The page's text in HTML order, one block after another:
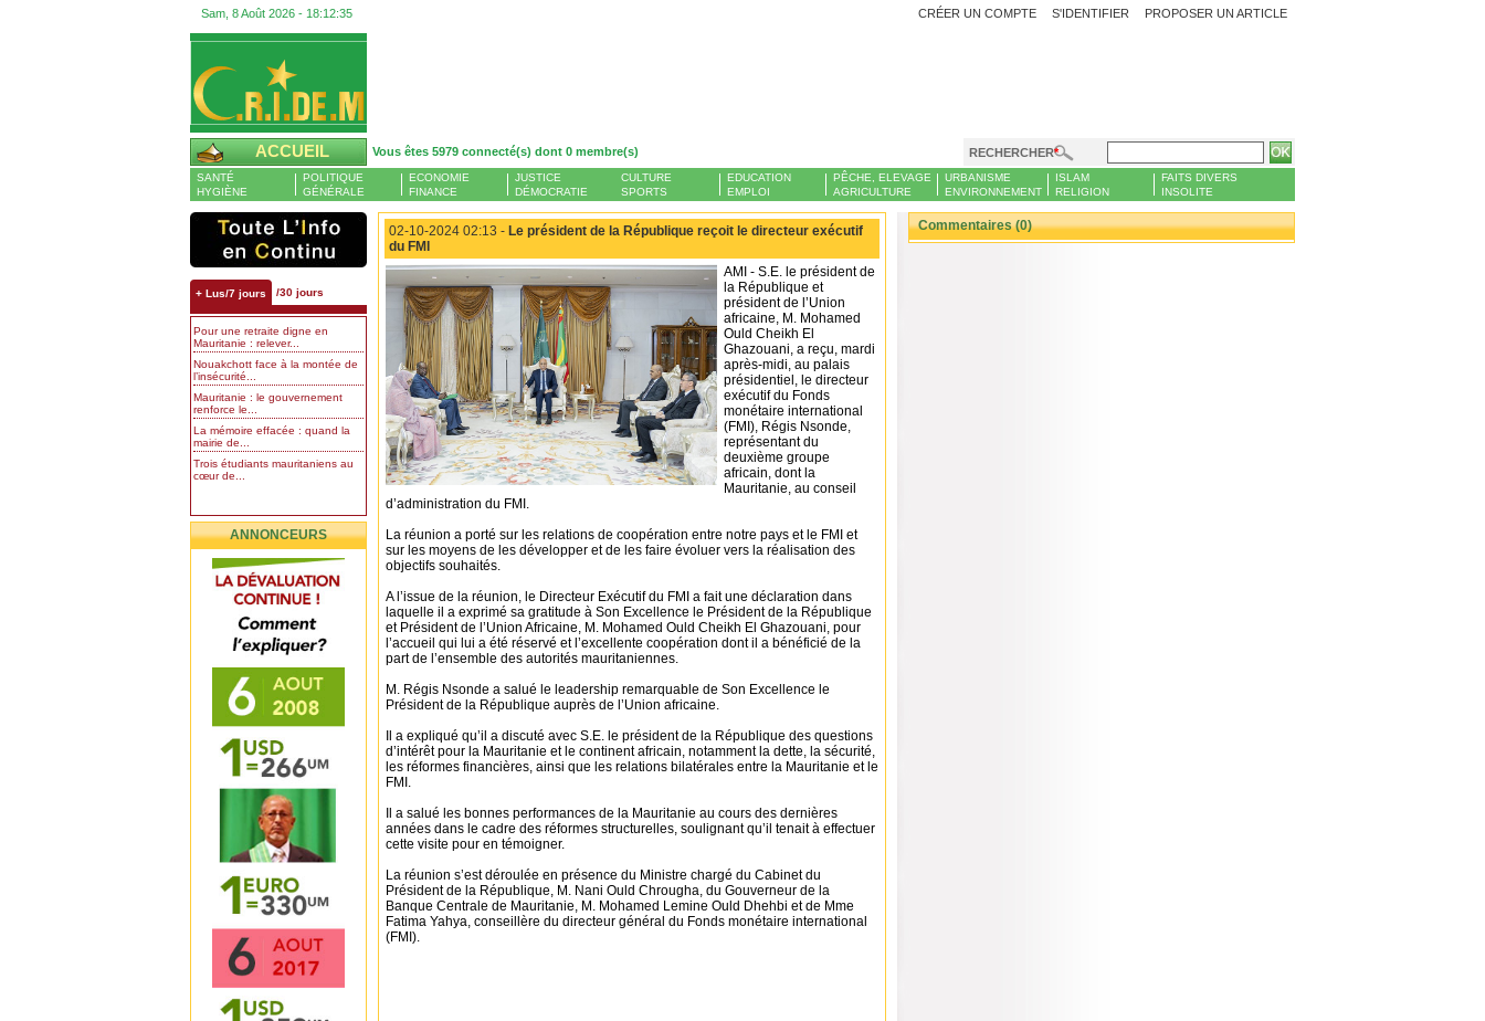
Sam, 8 Août 2026 - 18:12:36 PROPOSER UN ARTICLE
CRÉER UN COMPTE S'IDENTIFIER
ACCUEIL Vous êtes 5979 connecté(s) dont 0 membre(s) RECHERCHER
SANTÉ
HYGIÈNE
POLITIQUE
GÉNÉRALE
ECONOMIE
FINANCE
JUSTICE
DÉMOCRATIE
CULTURE
SPORTS
EDUCATION
EMPLOI
PÊCHE, ELEVAGE
AGRICULTURE
URBANISME
ENVIRONNEMENT
ISLAM
RELIGION
FAITS DIVERS
INSOLITE
+ Lus/7 jours /30 jours
Pour une retraite digne en
Mauritanie : relever...
Nouakchott face à la montée de
l’insécurité...
Mauritanie : le gouvernement
renforce le...
La mémoire effacée : quand la
mairie de...
Trois étudiants mauritaniens au
cœur de...
ANNONCEURS
02-10-2024 02:13 - Le président de la République reçoit le directeur exécutif
du FMI
AMI - S.E. le président de
la République et
président de l’Union
africaine, M. Mohamed
Ould Cheikh El
Ghazouani, a reçu, mardi
après-midi, au palais
présidentiel, le directeur
exécutif du Fonds
monétaire international
(FMI), Régis Nsonde,
représentant du
deuxième groupe
africain, dont la
Mauritanie, au conseil
d’administration du FMI.
La réunion a porté sur les relations de coopération entre notre pays et le FMI et
sur les moyens de les développer et de les faire évoluer vers la réalisation des
objectifs souhaités.
A l’issue de la réunion, le Directeur Exécutif du FMI a fait une déclaration dans
laquelle il a exprimé sa gratitude à Son Excellence le Président de la République
et Président de l’Union Africaine, M. Mohamed Ould Cheikh El Ghazouani, pour
l’accueil qui lui a été réservé et l’excellente coopération dont il a bénéficié de la
part de l’ensemble des autorités mauritaniennes.
M. Régis Nsonde a salué le leadership remarquable de Son Excellence le
Président de la République auprès de l’Union africaine.
Il a expliqué qu’il a discuté avec S.E. le président de la République des questions
d’intérêt pour la Mauritanie et le continent africain, notamment la dette, la sécurité,
les réformes financières, ainsi que les relations bilatérales entre la Mauritanie et le
FMI.
Il a salué les bonnes performances de la Mauritanie au cours des dernières
années dans le cadre des réformes structurelles, soulignant qu’il tenait à effectuer
cette visite pour en témoigner.
La réunion s’est déroulée en présence du Ministre chargé du Cabinet du
Président de la République, M. Nani Ould Chrougha, du Gouverneur de la
Banque Centrale de Mauritanie, M. Mohamed Lemine Ould Dhehbi et de Mme
Fatima Yahya, conseillère du directeur général du Fonds monétaire international
(FMI).
Commentaires (0)